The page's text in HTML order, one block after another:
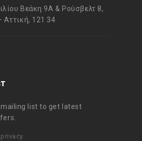
Βεάκη 9Α & Ρούσβελτ 8,
Αττική, 121 34
list to get latest